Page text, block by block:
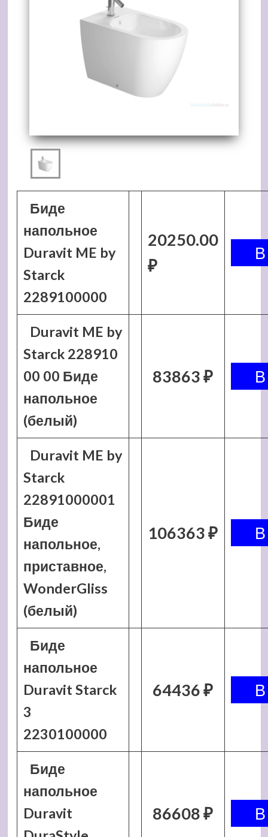
Биде
напольное
Duravit ME by
Starck
2289100000
20250.00
₽
Duravit ME by
Starck 228910
00 00 Биде
напольное
(белый)
83863 ₽
Duravit ME by
Starck
22891000001
Биде
напольное,
приставное,
WonderGliss
(белый)
106363 ₽
Биде
напольное
Duravit Starck
3
2230100000
64436 ₽
Биде
напольное
Duravit
86608 ₽